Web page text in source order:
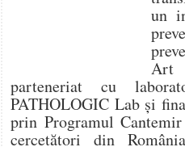
un
Art
parteneriat cu
PATHOLOGIC Lab și
prin Programul
cercetători din